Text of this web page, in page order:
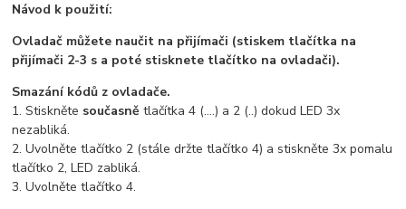
Návod k použití:
Ovladač můžete naučit na přijímači (stiskem tlačítka na
přijímači 2-3 s a poté stisknete tlačítko na ovladači).
Smazání kódů z ovladače.
1. Stiskněte současně tlačítka 4 (....) a 2 (..) dokud LED 3x
nezabliká.
2. Uvolněte tlačítko 2 (stále držte tlačítko 4) a stiskněte 3x pomalu
tlačítko 2, LED zabliká.
3. Uvolněte tlačítko 4.